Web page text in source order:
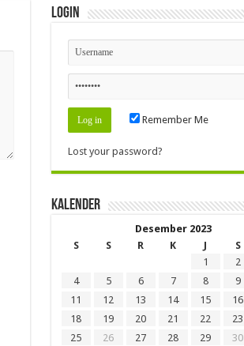
Login
Remember Me
Lost your password?
Kalender
Desember 2023
S
S R K J S
1
2
4
5 6 7 8 9
11
12 13 14 15 16
18
19 20 21 22 23
25
26 27 28 29 30